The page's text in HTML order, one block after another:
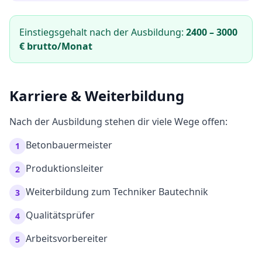
Einstiegsgehalt nach der Ausbildung: 2400–3000
€ brutto/Monat
Karriere & Weiterbildung
Nach der Ausbildung stehen dir viele Wege offen:
1 Betonbauermeister
2 Produktionsleiter
3 Weiterbildung zum Techniker Bautechnik
4 Qualitätsprüfer
5 Arbeitsvorbereiter